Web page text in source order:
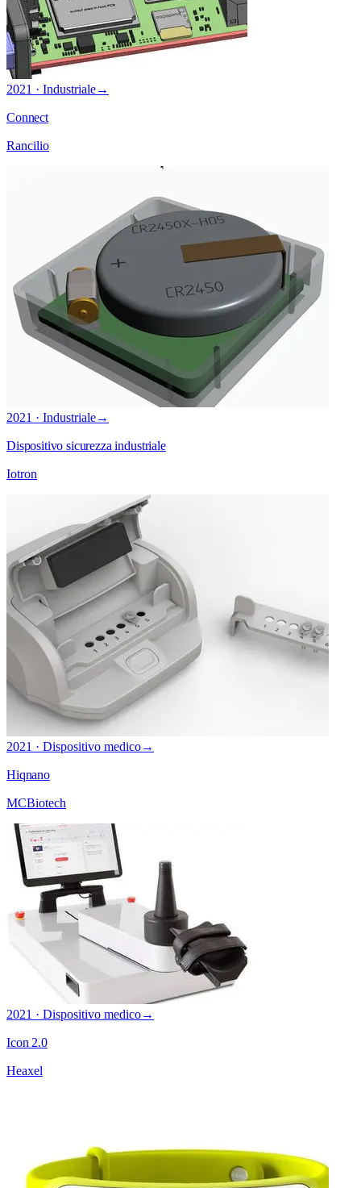
2021 · Industriale→
Connect
Rancilio
2021 · Industriale→
Dispositivo sicurezza industriale
Iotron
2021 · Dispositivo medico→
Hiqnano
MCBiotech
2021 · Dispositivo medico→
Icon 2.0
Heaxel